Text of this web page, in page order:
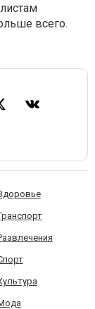
всего.